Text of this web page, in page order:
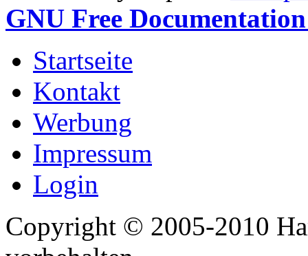
GNU Free
Startseite
Kontakt
Werbung
Impressum
Login
Copyright © 2005-2010